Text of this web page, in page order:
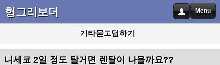
헝그리보더 Menu
기타묻고답하기
니세코 2일 정도 탈거면 렌탈이 나을까요??